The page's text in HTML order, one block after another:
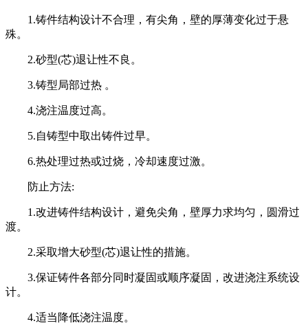
1.铸件结构设计不合理，有尖角，壁的厚薄变化过于悬
殊。
2.砂型(芯)退让性不良。
3.铸型局部过热 。
4.浇注温度过高。
5.自铸型中取出铸件过早。
6.热处理过热或过烧，冷却速度过激。
防止方法:
1.改进铸件结构设计，避免尖角，壁厚力求均匀，圆滑过
渡。
2.采取增大砂型(芯)退让性的措施。
3.保证铸件各部分同时凝固或顺序凝固，改进浇注系统设
计。
4.适当降低浇注温度。